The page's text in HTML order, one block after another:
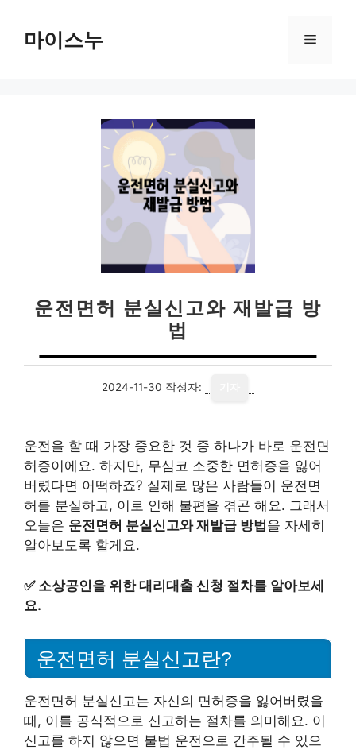
마이스누 메
운전면허 분실신고와 재발급 방
법
2024-11-30 작성자:
운전을 할 때 가장 중요한 것 중 하나가 바로 운전면
허증이에요. 하지만, 무심코 소중한 면허증을 잃어
버렸다면 어떡하죠? 실제로 많은 사람들이 운전면
허를 분실하고, 이로 인해 불편을 겪곤 해요. 그래서
오늘은 운전면허 분실신고와 재발급 방법 을 자세히
알아보도록 할게요.
✅ 소상공인을 위한 대리대출 신청 절차를 알아보세
요.
운전면허 분실신고란?
운전면허 분실신고는 자신의 면허증을 잃어버렸을
때, 이를 공식적으로 신고하는 절차를 의미해요. 이
신고를 하지 않으면 불법 운전으로 간주될 수 있으